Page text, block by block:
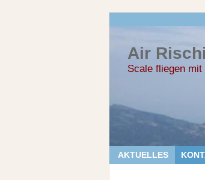
Air
Scale fliegen
AKTUELLES